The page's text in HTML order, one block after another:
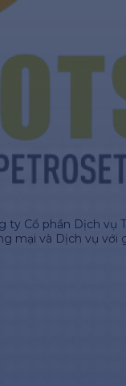
ty Cổ phần Dịch vụ
mại và Dịch vụ